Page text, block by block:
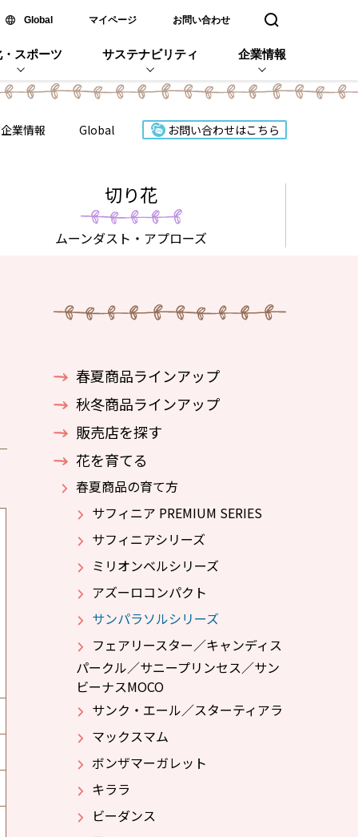
Global新しいウィンドウで開く
マイページ お問い合わせ 検索窓を開く
スポーツ サステナビリティ 企業情報
業情報 Global お問い合わせはこちら
切り花
ムーンダスト ・アプローズ
春夏商品ラインアップ
秋冬商品ラインアップ
販売店を探す
花を育てる
春夏商品の育て方
サフィニア PREMIUM SERIES
サフィニアシリーズ
ミリオンベルシリーズ
アズーロコンパクト
サンパラソルシリーズ
フェアリースター／キャンディス
パークル／サニープリンセス／サン
ビーナスMOCO
サンク・エール／スターティアラ
マックスマム
ボンザマーガレット
キララ
ビーダンス